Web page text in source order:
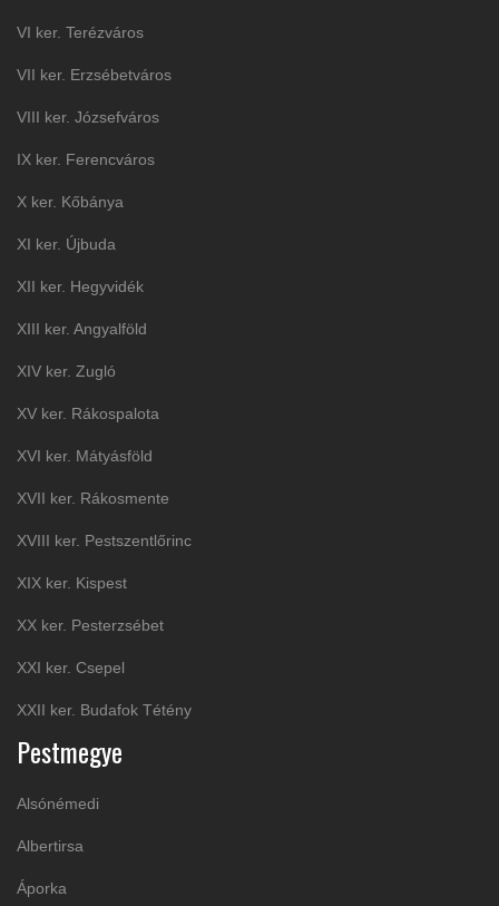
VI ker. Terézváros
VII ker. Erzsébetváros
VIII ker. Józsefváros
IX ker. Ferencváros
X ker. Kőbánya
XI ker. Újbuda
XII ker. Hegyvidék
XIII ker. Angyalföld
XIV ker. Zugló
XV ker. Rákospalota
XVI ker. Mátyásföld
XVII ker. Rákosmente
XVIII ker. Pestszentlőrinc
XIX ker. Kispest
XX ker. Pesterzsébet
XXI ker. Csepel
XXII ker. Budafok Tétény
Pestmegye
Alsónémedi
Albertirsa
Áporka